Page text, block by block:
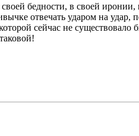
бедности, в своей иронии, в
отвечать ударом на удар,
сейчас не существовало